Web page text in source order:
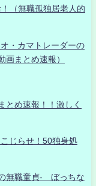
（無職孤独居老人的
・カマトレーダーの
まとめ速報）
とめ速報！！激しく
じらせ！50独身処
無職童貞- ぼっちな